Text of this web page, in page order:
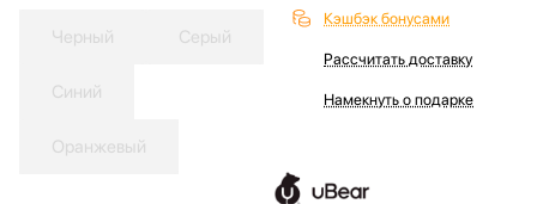
Черный Серый
Синий
Оранжевый
Кэшбэк бонусами
Рассчитать доставку
Намекнуть о подарке